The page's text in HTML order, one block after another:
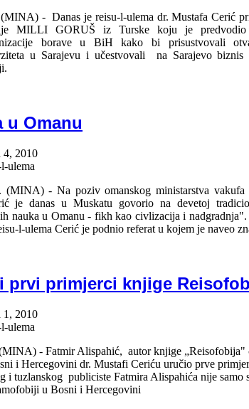
- Danas je reisu-l-ulema dr. Mustafa Cerić
MILLI GORUŠ iz Turske koju je
borave u BiH kako bi prisustvovali
u Sarajevu i učestvovali na Sarajevo
u Omanu
2010
ulema
(MINA) - Na poziv omanskog ministarstva
je danas u Muskatu govorio na devetoj
nauka u Omanu - fikh kao civlizacija i nadgradnja".
l-ulema Cerić je podnio referat u kojem je naveo
prvi primjerci knjige
2010
ulema
- Fatmir Alispahić, autor knjige „Reisofobija"
i Hercegovini dr. Mustafi Ceriću uručio prve
i tuzlanskog publiciste Fatmira Alispahića nije samo
u Bosni i Hercegovini